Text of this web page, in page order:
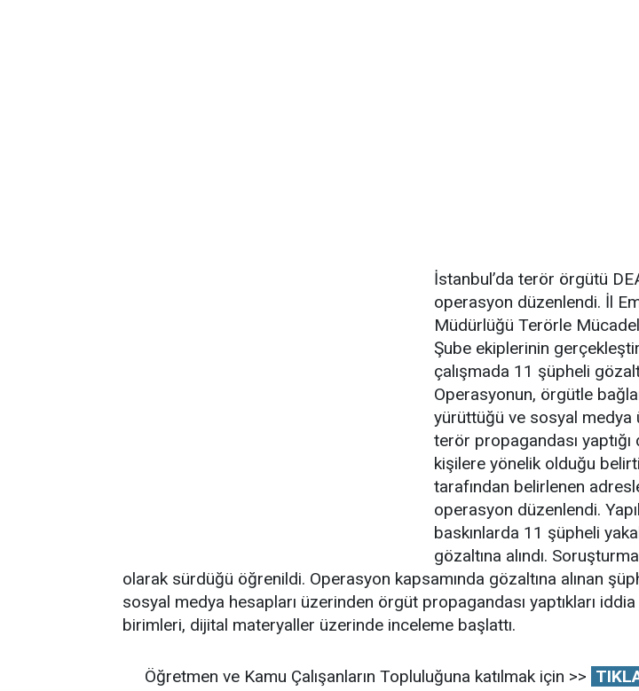
İstanbul’da terör örgütü
operasyon düzenlendi. İl
Müdürlüğü Terörle
Şube ekiplerinin
çalışmada 11 şüpheli
Operasyonun, örgütle
yürüttüğü ve sosyal medya
terör propagandası
kişilere yönelik olduğu
tarafından belirlenen
operasyon düzenlendi.
baskınlarda 11 şüpheli
gözaltına alındı.
olarak sürdüğü öğrenildi. Operasyon kapsamında gözaltına alınan
sosyal medya hesapları üzerinden örgüt propagandası yaptıkları
birimleri, dijital materyaller üzerinde inceleme başlattı.
Öğretmen ve Kamu Çalışanların Topluluğuna katılmak için >>